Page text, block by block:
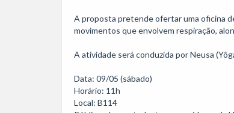
A proposta pretende ofertar uma oficina
movimentos que envolvem respiração,
A atividade será conduzida por Neusa
Data: 09/05 (sábado)
Horário: 11h
Local: B114